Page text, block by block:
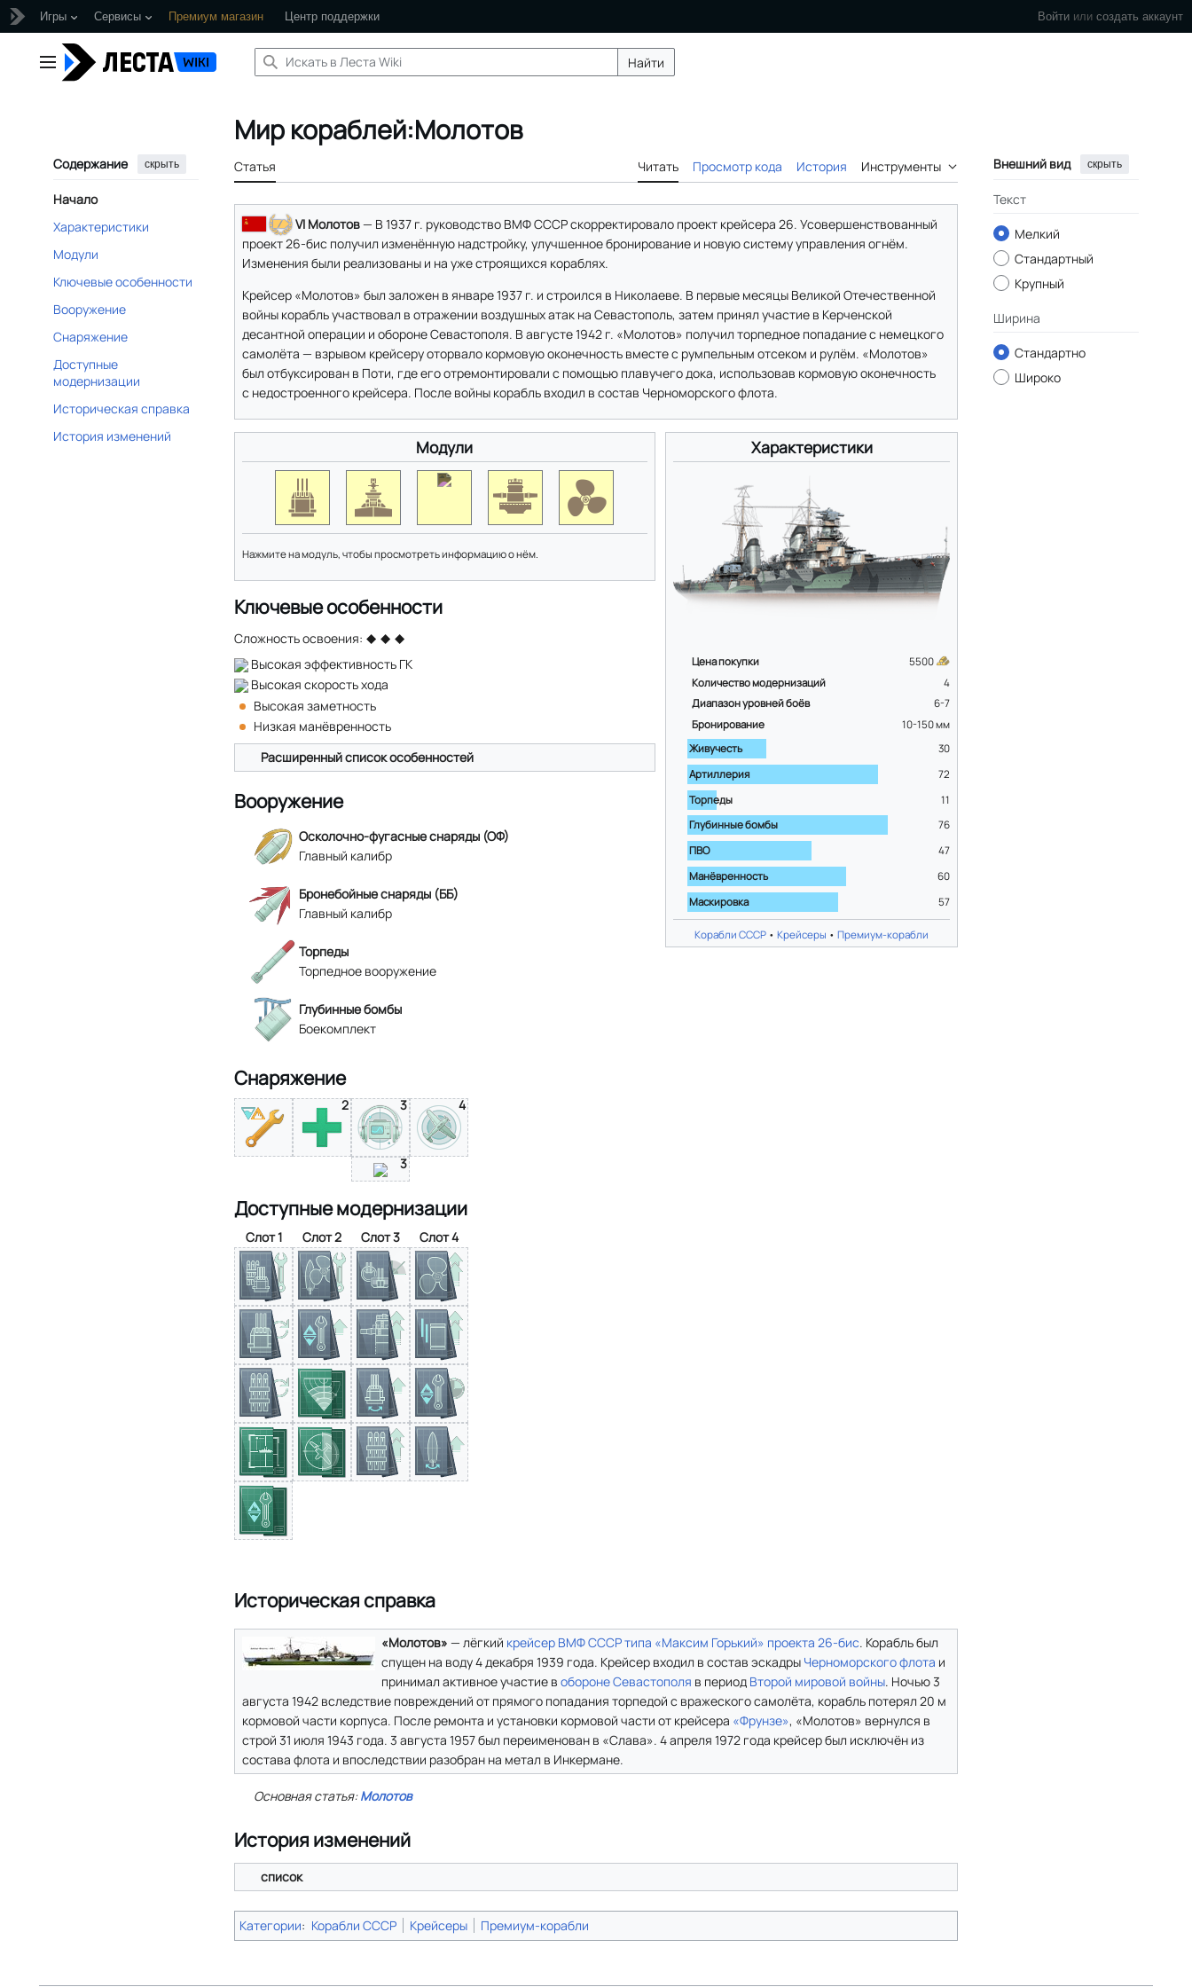
Войти или создать аккаунт
Игры Сервисы Премиум магазин Центр поддержки
содержанию
Главное меню Найти
Содержание скрыть
Начало
Характеристики
Модули
Ключевые особенности
Вооружение
Снаряжение
Доступные
модернизации
Историческая справка
История изменений
Мир кораблей:Молотов
Статья Читать Просмотр кода История Инструменты Внешний вид скрыть
Текст
Мелкий
Стандартный
Крупный
Ширина
Стандартно
Широко
VI Молотов— В 1937 г. руководство ВМФ СССР скорректировало проект крейсера 26. Усовершенствованный
проект 26-бис получил изменённую надстройку, улучшенное бронирование и новую систему управления огнём.
Изменения были реализованы и на уже строящихся кораблях.
Крейсер «Молотов» был заложен в январе 1937 г. и строился в Николаеве. В первые месяцы Великой Отечественной
войны корабль участвовал в отражении воздушных атак на Севастополь, затем принял участие в Керченской
десантной операции и обороне Севастополя. В августе 1942 г. «Молотов» получил торпедное попадание с немецкого
самолёта — взрывом крейсеру оторвало кормовую оконечность вместе с румпельным отсеком и рулём. «Молотов»
был отбуксирован в Поти, где его отремонтировали с помощью плавучего дока, использовав кормовую оконечность
с недостроенного крейсера. После войны корабль входил в состав Черноморского флота.
Характеристики
Цена покупки
5500
Количество модернизаций
4
Диапазон уровней боёв
6-7
Бронирование
10-150мм
Живучесть
30
Артиллерия
72
Торпеды
11
Глубинные бомбы
76
ПВО
47
Манёвренность
60
Маскировка
57
Корабли СССР •Крейсеры •Премиум-корабли
Модули
Нажмите на модуль, чтобы просмотреть информацию о нём.
Ключевые особенности
Сложность освоения:
Высокая эффективность ГК
Высокая скорость хода
Высокая заметность
Низкая манёвренность
Расширенный список особенностей
Вооружение
Осколочно-фугасные снаряды (ОФ)
Главный калибр
Бронебойные снаряды (ББ)
Главный калибр
Торпеды
Торпедное вооружение
Глубинные бомбы
Боекомплект
Снаряжение
2 3
3
4
Доступные модернизации
Слот 1 Слот 2 Слот 3 Слот 4
Историческая справка
«Молотов» — лёгкий крейсер ВМФ СССРтипа «Максим Горький» проекта 26-бис. Корабль был
спущен на воду 4 декабря 1939 года. Крейсер входил в состав эскадры Черноморского флота и
принимал активное участие в обороне Севастополя в период Второй мировой войны. Ночью 3
августа 1942 вследствие повреждений от прямого попадания торпедой с вражеского самолёта, корабль потерял 20 м
кормовой части корпуса. После ремонта и установки кормовой части от крейсера «Фрунзе», «Молотов» вернулся в
строй 31 июля 1943 года. 3 августа 1957 был переименован в «Слава». 4 апреля 1972 года крейсер был исключён из
состава флота и впоследствии разобран на метал в Инкермане.
Основная статья:Молотов
История изменений
список
Категории: Корабли СССР Крейсеры Премиум-корабли